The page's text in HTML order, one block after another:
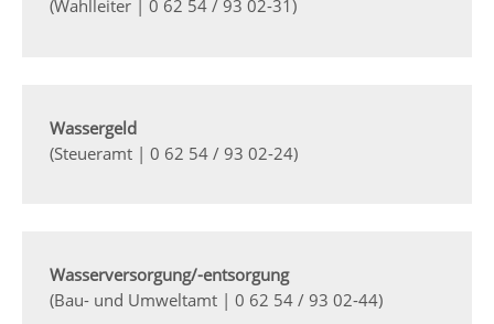
(Wahlleiter | 0 62 54 / 93 02-31)
Wassergeld
(Steueramt | 0 62 54 / 93 02-24)
Wasserversorgung/-entsorgung
(Bau- und Umweltamt | 0 62 54 / 93 02-44)